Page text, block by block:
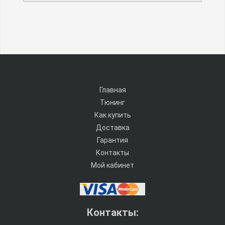
Главная
Тюнинг
Как купить
Доставка
Гарантия
Контакты
Мой кабинет
Контакты: